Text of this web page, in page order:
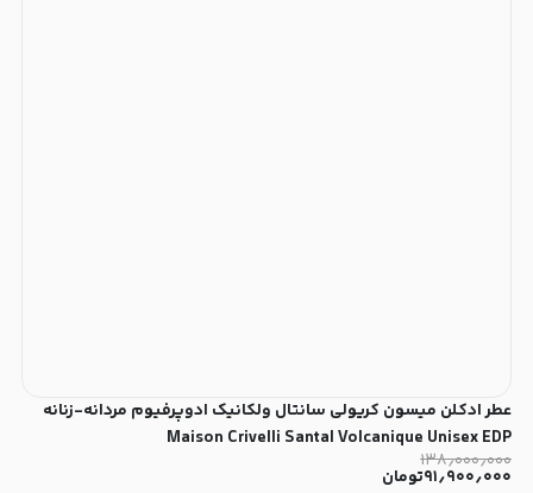
عطر ادکلن میسون کریولی سانتال ولکانیک ادوپرفیوم مردانه-زنانه
Maison Crivelli Santal Volcanique Unisex EDP
۱۳۸٫۰۰۰٫۰۰۰
۹۱٫۹۰۰٫۰۰۰تومان